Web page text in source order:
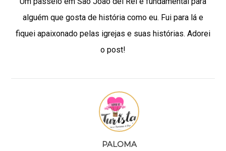
alguém que gosta de história como eu. Fui para lá e
fiquei apaixonado pelas igrejas e suas histórias. Adorei
o post!
PALOMA